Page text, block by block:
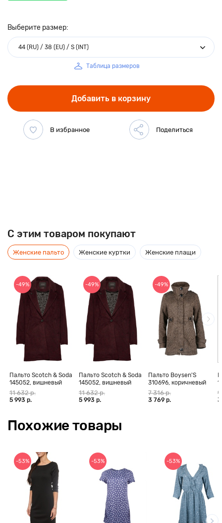
Выберите размер:
44 (RU) / 38 (EU) / S (INT)
Таблица размеров
Добавить в корзину
C этим товаром покупают
Женские пальто Женские куртки Женские плащи
-49%
Пальто Scotch & Soda
145052, вишневый
11 632 р.
5 993 р.
-49%
Пальто Scotch & Soda
145052, вишневый
11 632 р.
5 993 р.
-49%
Пальто Boysen'S
310696, коричневый
меланж
7 316 р.
3 769 р.
Похожие товары
-53% -53% -53%